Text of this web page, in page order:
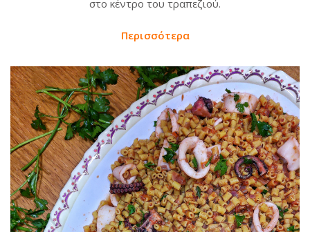
στο κέντρο του τραπεζιού.
Περισσότερα